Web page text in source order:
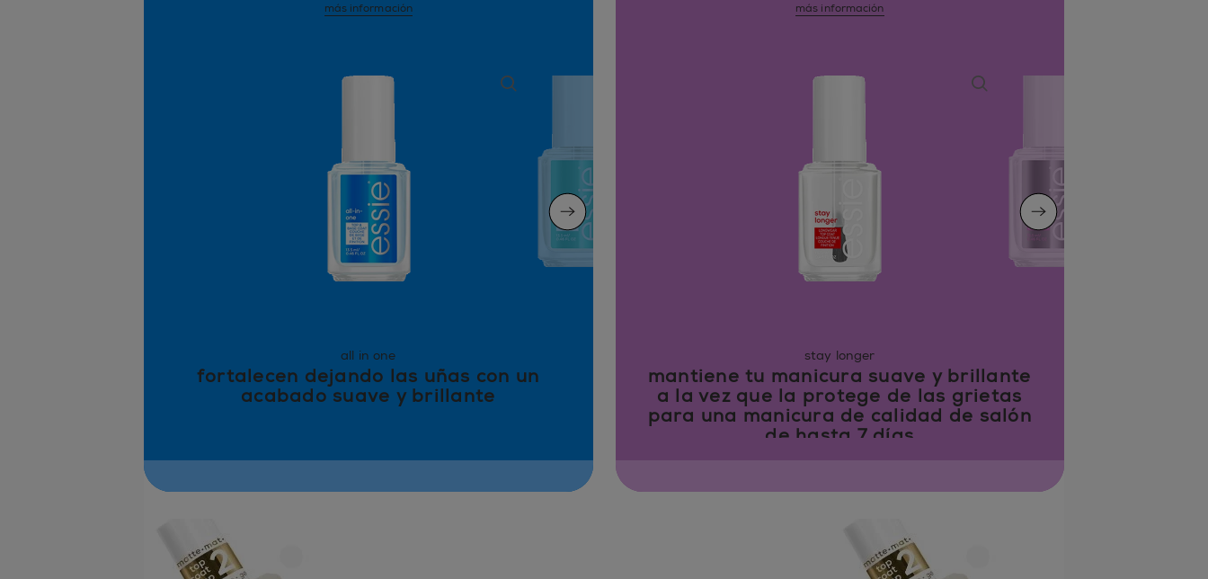
más información
next slide
all in one
fortalecen dejando las uñas con un
acabado suave y brillante
más información
next slide
stay longer
mantiene tu manicura suave y brillante
a la vez que la protege de las grietas
para una manicura de calidad de salón
de hasta 7 días